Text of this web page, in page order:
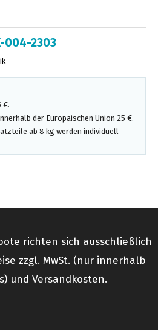
004-2303
€.
der Europäischen Union 25 €.
ab 8 kg werden individuell
richten sich ausschließlich
zzgl. MwSt. (nur innerhalb
und Versandkosten.